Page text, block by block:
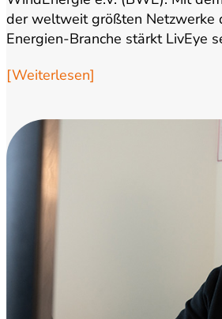
der weltweit größten Netzwerke
Energien-Branche stärkt LivEye
[Weiterlesen]